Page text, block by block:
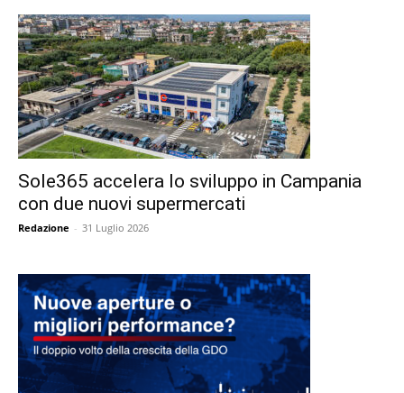
Sole365 accelera lo sviluppo in Campania
con due nuovi supermercati
Redazione - 31 Luglio 2026